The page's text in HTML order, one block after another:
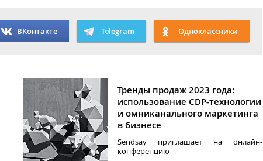
ВКонтакте Telegram Одноклассники
Тренды продаж 2023 года:
использование CDP-технологии
и омниканального маркетинга
в бизнесе
Sendsay приглашает на онлайн-
конференцию